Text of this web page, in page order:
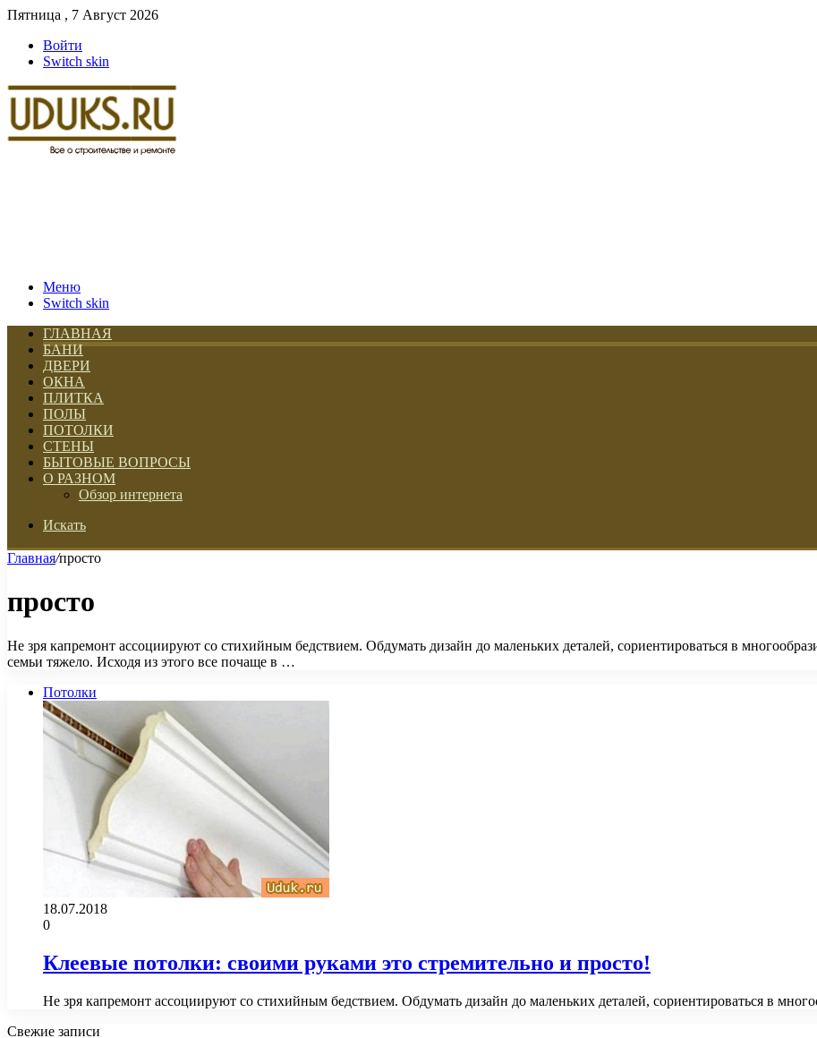
Пятница , 7 Август 2026
Войти
Switch skin
Меню
Switch skin
ГЛАВНАЯ
БАНИ
ДВЕРИ
ОКНА
ПЛИТКА
ПОЛЫ
ПОТОЛКИ
СТЕНЫ
БЫТОВЫЕ ВОПРОСЫ
О РАЗНОМ
Обзор интернета
Искать
Главная/просто
просто
Не зря капремонт ассоциируют со стихийным бедствием. Обдумать дизайн до маленьких деталей, сориентироваться в
семьи тяжело. Исходя из этого все почаще в …
Потолки
18.07.2018
0
Клеевые потолки: своими руками это стремительно и просто!
Не зря капремонт ассоциируют со стихийным бедствием. Обдумать дизайн до маленьких деталей, сориентироваться в
Свежие записи